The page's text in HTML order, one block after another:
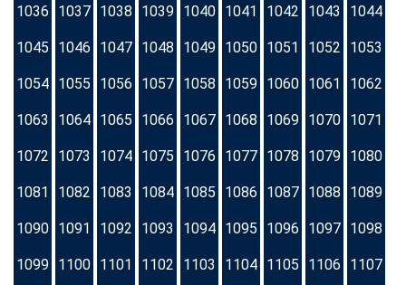
1036 1037 1038 1039 1040 1041 1042 1043 1044
1045 1046 1047 1048 1049 1050 1051 1052 1053
1054 1055 1056 1057 1058 1059 1060 1061 1062
1063 1064 1065 1066 1067 1068 1069 1070 1071
1072 1073 1074 1075 1076 1077 1078 1079 1080
1081 1082 1083 1084 1085 1086 1087 1088 1089
1090 1091 1092 1093 1094 1095 1096 1097 1098
1099 1100 1101 1102 1103 1104 1105 1106 1107